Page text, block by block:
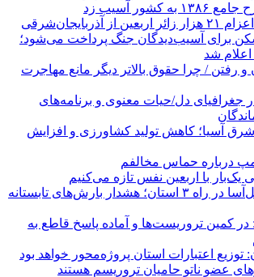
کشور آسیب زد
آذربایجان‌شرقی
برای آسیب‌دیدگان جنگ پرداخت می‌شود؛
اعلام شد
و رفتن / چرا حقوق بالاتر دیگر مانع مهاجرت
دل/حیات معنوی و برنامه‌های
آسیا؛ کاهش تولید کشاورزی و افزایش
درباره حماس مخالفم
یک‌بار با اربعین نفس تازه می‌کنیم
بارش‌های سیل‌آسا در راه ۳ استان؛ هشدار بارش‌های تابستانه
کمین تروریست‌ها و آماده پاسخ قاطع به
توزیع اعتبارات استان پروژه‌محور خواهد بود
عضو ناتو حامیان تروریسم هستند